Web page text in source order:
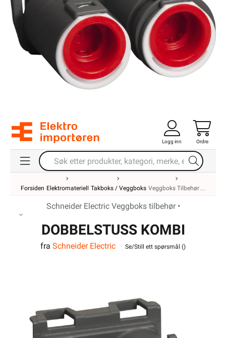
Logg inn Ordre
Forsiden Elektromateriell Takboks / Veggboks Veggboks Tilbehør
Schneider Electric Veggboks tilbehør •
DOBBELSTUSS KOMBI
2X16/20
fra Schneider Electric Se/Still ett spørsmål ()